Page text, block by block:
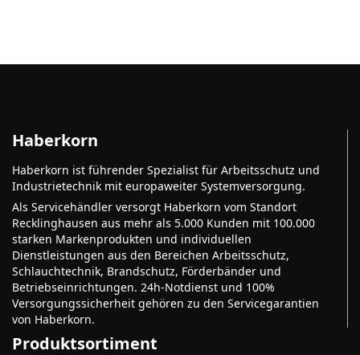
Haberkorn
Haberkorn ist führender Spezialist für Arbeitsschutz und
Industrietechnik mit europaweiter Systemversorgung.
Als Servicehändler versorgt Haberkorn vom Standort
Recklinghausen aus mehr als 5.000 Kunden mit 100.000
starken Markenprodukten und individuellen
Dienstleistungen aus den Bereichen Arbeitsschutz,
Schlauchtechnik, Brandschutz, Förderbänder und
Betriebseinrichtungen. 24h-Notdienst und 100%
Versorgungssicherheit gehören zu den Servicegarantien
von Haberkorn.
Produktsortiment